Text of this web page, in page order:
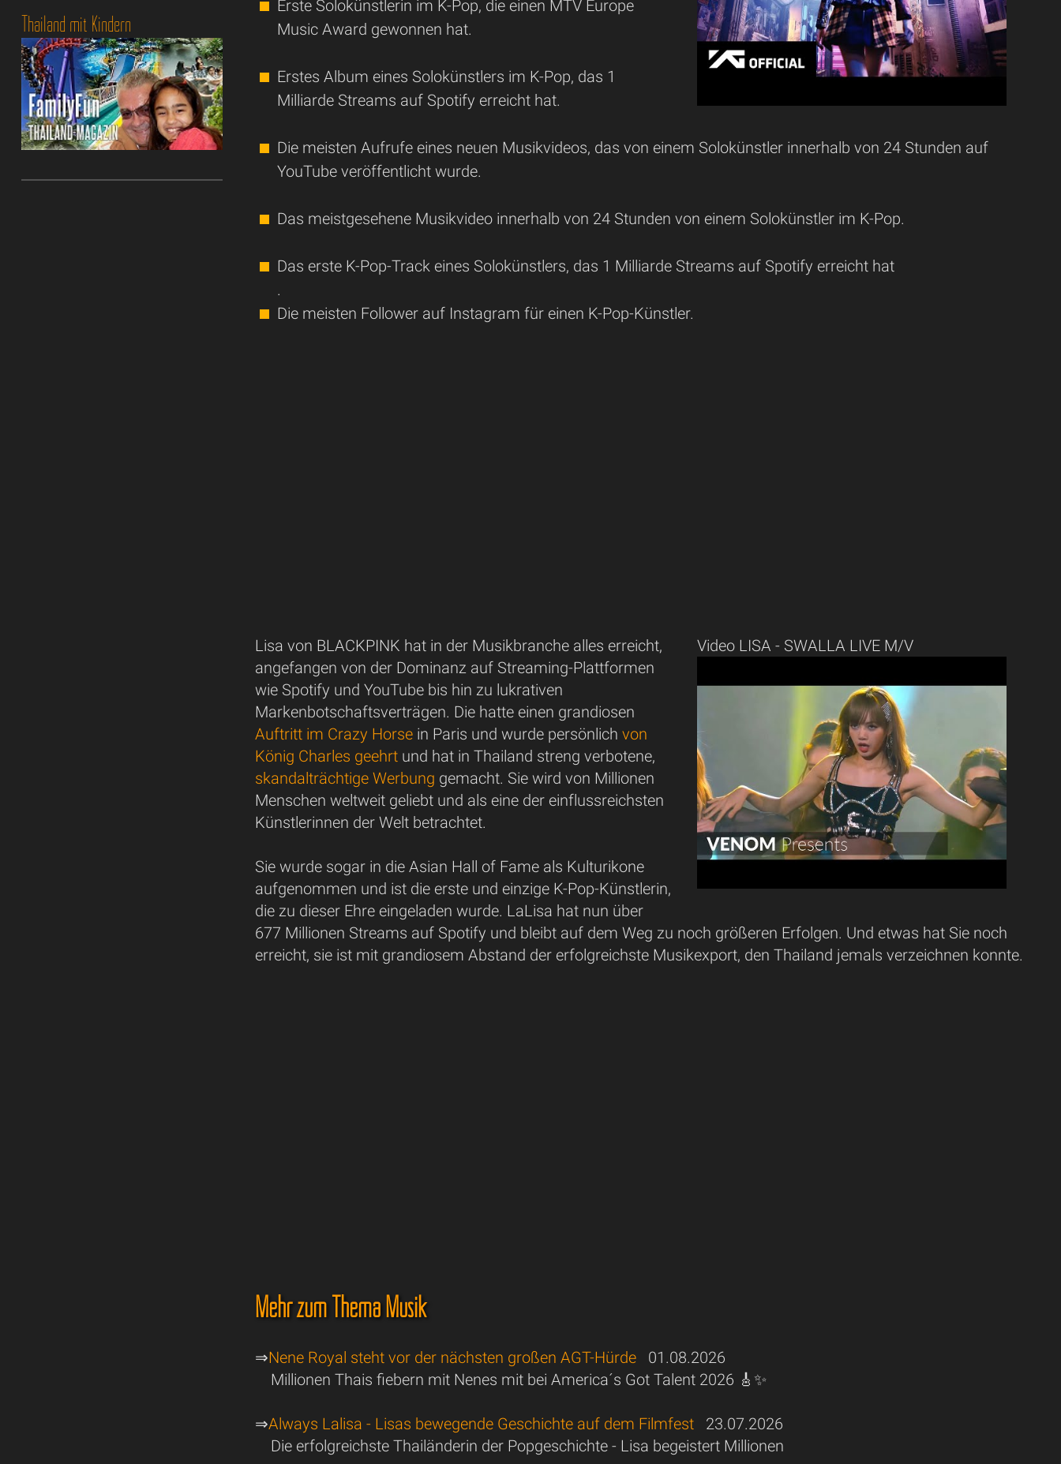
Erste Solokünstlerin im K-Pop, die einen MTV Europe
Music Award gewonnen hat.
Erstes Album eines Solokünstlers im K-Pop, das 1
Milliarde Streams auf Spotify erreicht hat.
Die meisten Aufrufe eines neuen Musikvideos, das von einem Solokünstler innerhalb von 24 Stunden auf
YouTube veröffentlicht wurde.
Das meistgesehene Musikvideo innerhalb von 24 Stunden von einem Solokünstler im K-Pop.
Das erste K-Pop-Track eines Solokünstlers, das 1 Milliarde Streams auf Spotify erreicht hat
.
Die meisten Follower auf Instagram für einen K-Pop-Künstler.
Video LISA - SWALLA LIVE M/V
Lisa von BLACKPINK hat in der Musikbranche alles erreicht,
angefangen von der Dominanz auf Streaming-Plattformen
wie Spotify und YouTube bis hin zu lukrativen
Markenbotschaftsverträgen. Die hatte einen grandiosen
Auftritt im Crazy Horse in Paris und wurde persönlichvon
König Charles geehrt und hat in Thailand streng verbotene,
skandalträchtige Werbung gemacht. Sie wird von Millionen
Menschen weltweit geliebt und als eine der einflussreichsten
Künstlerinnen der Welt betrachtet.
Sie wurde sogar in die Asian Hall of Fame als Kulturikone
aufgenommen und ist die erste und einzige K-Pop-Künstlerin,
die zu dieser Ehre eingeladen wurde. LaLisa hat nun über
677 Millionen Streams auf Spotify und bleibt auf dem Weg zu noch größeren Erfolgen. Und etwas hat Sie noch
erreicht, sie ist mit grandiosem Abstand der erfolgreichste Musikexport, den Thailand jemals verzeichnen konnte.
Mehr zum Thema Musik
⇒Nene Royal steht vor der nächsten großen AGT-Hürde 01.08.2026
Millionen Thais fiebern mit Nenes mit bei America´s Got Talent 2026 🎸✨
⇒Always Lalisa - Lisas bewegende Geschichte auf dem Filmfest 23.07.2026
Die erfolgreichste Thailänderin der Popgeschichte - Lisa begeistert Millionen
Thailand mit Kindern